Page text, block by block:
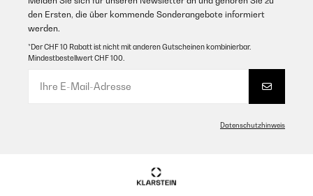
den Ersten, die über kommende Sonderangebote informiert
werden.
*Der CHF 10 Rabatt ist nicht mit anderen Gutscheinen kombinierbar.
Mindestbestellwert CHF 100.
Datenschutzhinweis